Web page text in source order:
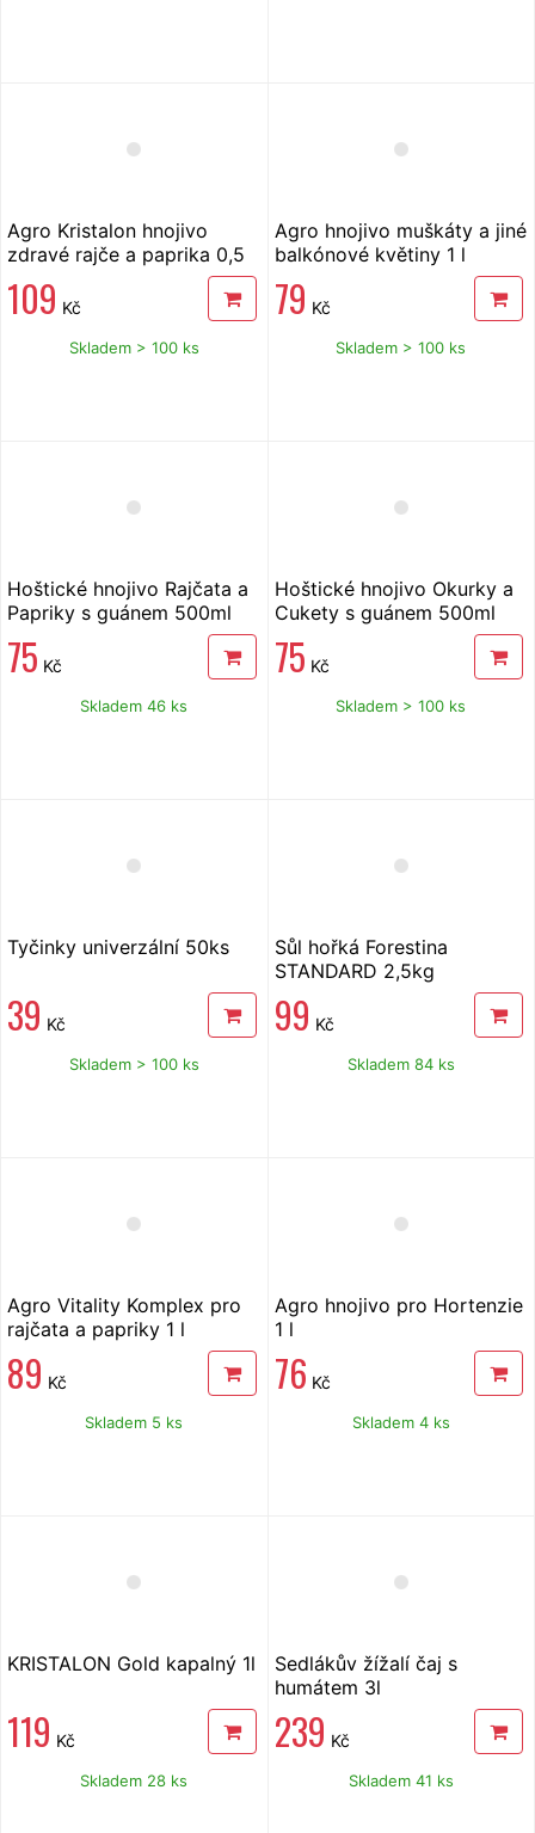
Agro Kristalon hnojivo
zdravé rajče a paprika 0,5
109 Kč
Skladem > 100 ks
Agro hnojivo muškáty a jiné
balkónové květiny 1 l
79 Kč
Skladem > 100 ks
Hoštické hnojivo Rajčata a
Papriky s guánem 500ml
75 Kč
Skladem 46 ks
Hoštické hnojivo Okurky a
Cukety s guánem 500ml
75 Kč
Skladem > 100 ks
Tyčinky univerzální 50ks
39 Kč
Skladem > 100 ks
Sůl hořká Forestina
STANDARD 2,5kg
99 Kč
Skladem 84 ks
Agro Vitality Komplex pro
rajčata a papriky 1 l
89 Kč
Skladem 5 ks
Agro hnojivo pro Hortenzie
1 l
76 Kč
Skladem 4 ks
KRISTALON Gold kapalný 1l
119 Kč
Skladem 28 ks
Sedlákův žížalí čaj s
humátem 3l
239 Kč
Skladem 41 ks